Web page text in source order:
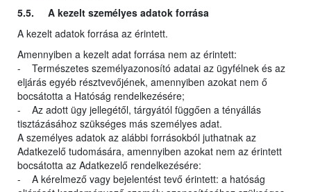
5.5. A kezelt személyes adatok forrása
A kezelt adatok forrása az érintett.
Amennyiben a kezelt adat forrása nem az érintett:
- Természetes személyazonosító adatai az ügyfélnek és az
eljárás egyéb résztvevőjének, amennyiben azokat nem ő
bocsátotta a Hatóság rendelkezésére;
- Az adott ügy jellegétől, tárgyától függően a tényállás
tisztázásához szükséges más személyes adat.
A személyes adatok az alábbi forrásokból juthatnak az
Adatkezelő tudomására, amennyiben azokat nem az érintett
bocsátotta az Adatkezelő rendelkezésére:
- A kérelmező vagy bejelentést tevő érintett: a hatóság